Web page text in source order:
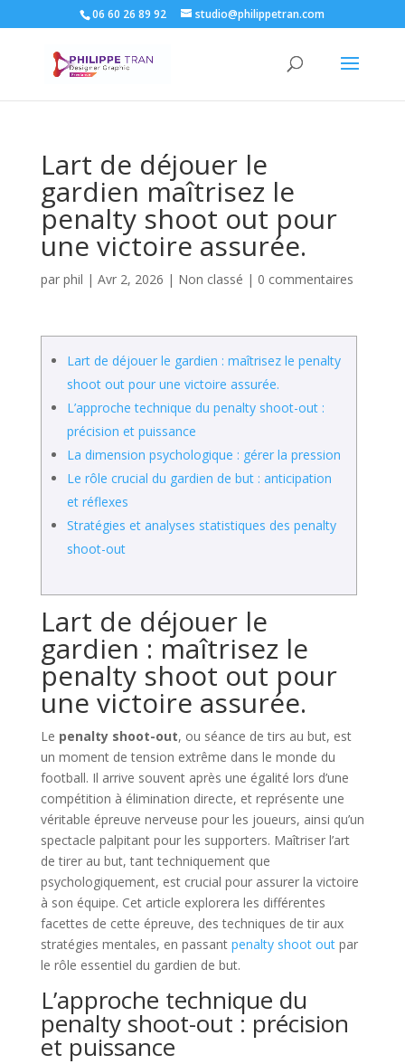
06 60 26 89 92 studio@philippetran.com
Lart de déjouer le
gardien maîtrisez le
penalty shoot out pour
une victoire assurée.
par phil | Avr 2, 2026 | Non classé | 0 commentaires
Lart de déjouer le gardien : maîtrisez le penalty
shoot out pour une victoire assurée.
L’approche technique du penalty shoot-out :
précision et puissance
La dimension psychologique : gérer la pression
Le rôle crucial du gardien de but : anticipation
et réflexes
Stratégies et analyses statistiques des penalty
shoot-out
Lart de déjouer le
gardien : maîtrisez le
penalty shoot out pour
une victoire assurée.
Le penalty shoot-out, ou séance de tirs au but, est
un moment de tension extrême dans le monde du
football. Il arrive souvent après une égalité lors d’une
compétition à élimination directe, et représente une
véritable épreuve nerveuse pour les joueurs, ainsi qu’un
spectacle palpitant pour les supporters. Maîtriser l’art
de tirer au but, tant techniquement que
psychologiquement, est crucial pour assurer la victoire
à son équipe. Cet article explorera les différentes
facettes de cette épreuve, des techniques de tir aux
stratégies mentales, en passant penalty shoot outpar
le rôle essentiel du gardien de but.
L’approche technique du
penalty shoot-out : précision
et puissance